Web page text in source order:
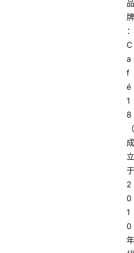
品
牌
：
C
a
f
é
1
8
（
成
立
于
2
0
1
0
年